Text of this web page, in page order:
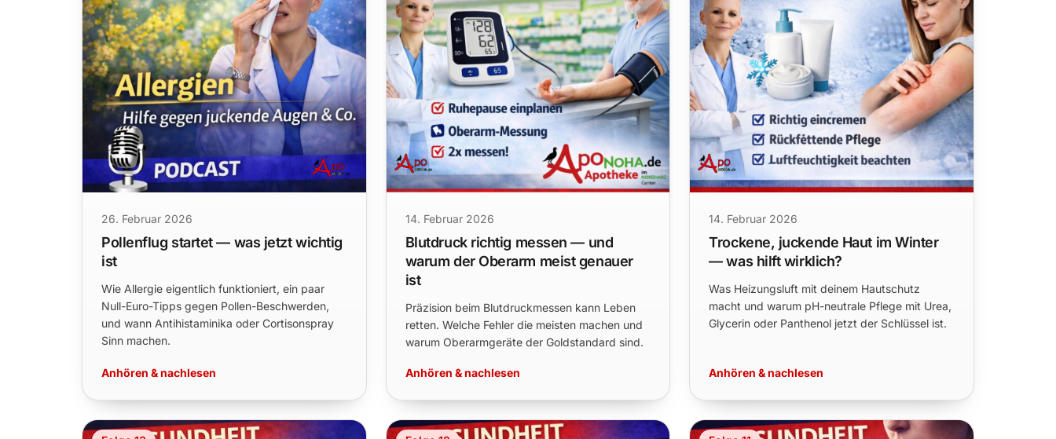
26. Februar 2026
Pollenflug startet — was jetzt wichtig
ist
Wie Allergie eigentlich funktioniert, ein paar
Null-Euro-Tipps gegen Pollen-Beschwerden,
und wann Antihistaminika oder Cortisonspray
Sinn machen.
Anhören & nachlesen
14. Februar 2026
Blutdruck richtig messen — und
warum der Oberarm meist genauer
ist
Präzision beim Blutdruckmessen kann Leben
retten. Welche Fehler die meisten machen und
warum Oberarmgeräte der Goldstandard sind.
Anhören & nachlesen
14. Februar 2026
Trockene, juckende Haut im Winter
— was hilft wirklich?
Was Heizungsluft mit deinem Hautschutz
macht und warum pH-neutrale Pflege mit Urea,
Glycerin oder Panthenol jetzt der Schlüssel ist.
Anhören & nachlesen